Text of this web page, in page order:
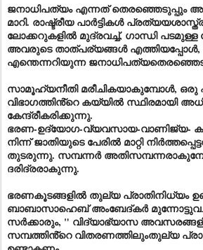
ജനാധിപത്യം എന്നത് തെരഞ്ഞെടുപ്പും
മാറി. രാഷ്ട്രീയ പാർട്ടികൾ
ലോക്കറുകളിൽ മുദ്രവച്ച്, ഗാന്ധി പടമുള്ള
അവരുടെ താത്പര്യങ്ങൾ എത്തിയപ്പോൾ,
എന്തെന്നറിയുന്ന
സാമൂഹ്യനീതി മരീചികയാകുമ്പോൾ,
വിഭാഗത്തിൻ്റെ കയ്യിൽ സ്ഥിരമായി
കേന്ദ്രീകരിക്കുന്നു.
ഭരണ-ഉദ്യോഗ-വ്യവസായ-വാണിജ്യ-
നിന്ന് ജാതിയുടെ പേരിൽ മാറ്റി
തുടരുന്നു. സമ്പന്നർ
ദരിദ്രരാകുന്നു.
ഭരണകൂടങ്ങളിൽ തുല്യ പ്രാതിനിധ്യം
ബാബാസാഹെബ് അംബേദ്കർ
സർക്കാരും, " വിദ്യാഭ്യാസ
സമ്പത്തിൻ്റെ വിതരണത്തിലുംതുല്യ